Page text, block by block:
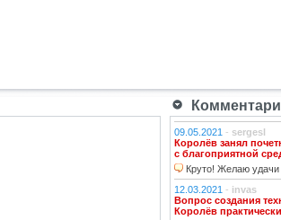
09.05.2021 - sergesl
Королёв занял
с благоприятной
Круто! Желаю удачи
12.03.2021 - invas
Вопрос создания
Королёв